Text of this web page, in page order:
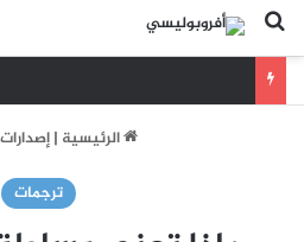
بحث عن
الرئيسية | إصدارات
ترجمات